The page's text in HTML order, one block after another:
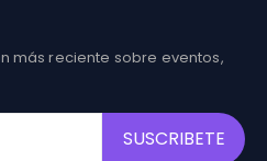
más reciente sobre eventos,